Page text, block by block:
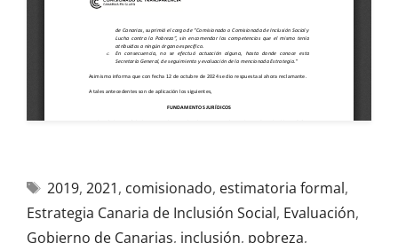
2019, 2021, comisionado, estimatoria formal,
Estrategia Canaria de Inclusión Social, Evaluación,
Gobierno de Canarias, inclusión, pobreza,